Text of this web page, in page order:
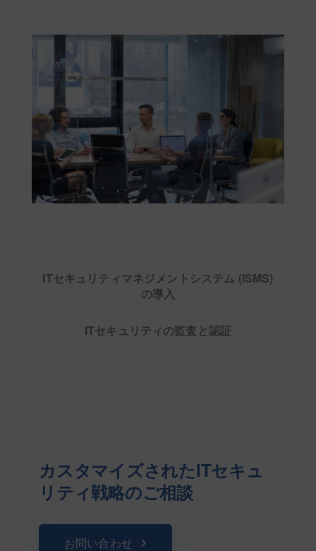
ITセキュリティマネジメントシステム (ISMS)
の導入
ITセキュリティの監査と認証
カスタマイズされたITセキュ
リティ戦略のご相談
お問い合わせ